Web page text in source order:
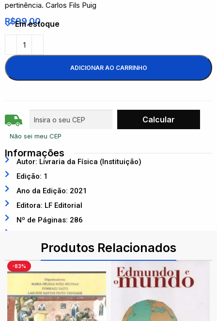
pertinência. Carlos Fils Puig
R$99,00
Em estoque
ADICIONAR AO CARRINHO
Não sei meu CEP
Informações
Autor: Livraria da Física (Instituição)
Edição: 1
Ano da Edição: 2021
Editora: LF Editorial
Nº de Páginas: 286
Produtos Relacionados
-83%